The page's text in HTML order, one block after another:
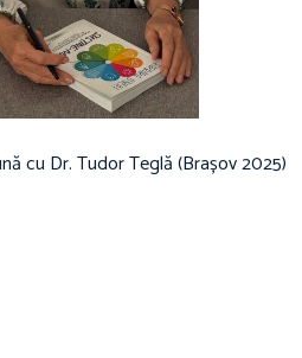
cu Dr. Tudor Teglă (Brașov 2025)